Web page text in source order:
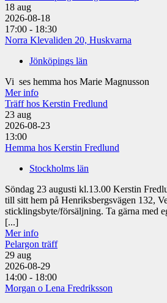
18 aug
2026-08-18
17:00 - 18:30
Norra Klevaliden 20, Huskvarna
Jönköpings län
Vi ses hemma hos Marie Magnusson
Mer info
Träff hos Kerstin Fredlund
23 aug
2026-08-23
13:00
Hemma hos Kerstin Fredlund
Stockholms län
Söndag 23 augusti kl.13.00 Kerstin
till sitt hem på Henriksbergsvägen 132,
sticklingsbyte/försäljning. Ta gärna med
[...]
Mer info
Pelargon träff
29 aug
2026-08-29
14:00 - 18:00
Morgan o Lena Fredriksson